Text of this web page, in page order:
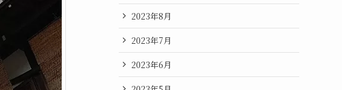
2023年8月
2023年7月
2023年6月